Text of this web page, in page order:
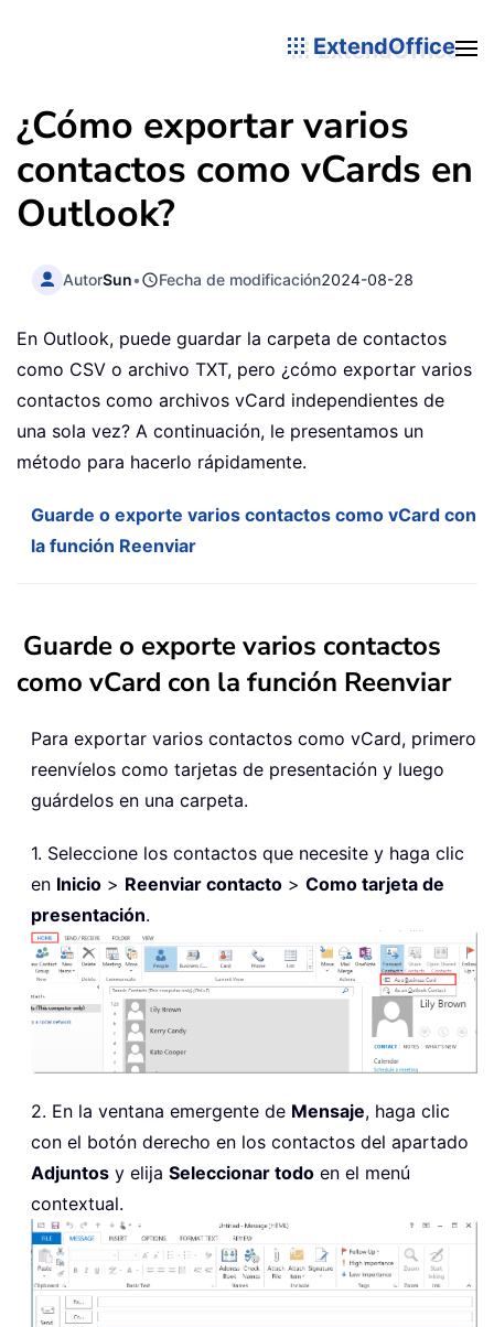
ExtendOffice
¿Cómo exportar varios
contactos como vCards en
Outlook?
AutorSun• Fecha de modificación2024-08-28
En Outlook, puede guardar la carpeta de contactos
como CSV o archivo TXT, pero ¿cómo exportar varios
contactos como archivos vCard independientes de
una sola vez? A continuación, le presentamos un
método para hacerlo rápidamente.
Guarde o exporte varios contactos como vCard con
la función Reenviar
Guarde o exporte varios contactos
como vCard con la función Reenviar
Para exportar varios contactos como vCard, primero
reenvíelos como tarjetas de presentación y luego
guárdelos en una carpeta.
1. Seleccione los contactos que necesite y haga clic
en Inicio > Reenviar contacto > Como tarjeta de
presentación.
2. En la ventana emergente de Mensaje, haga clic
con el botón derecho en los contactos del apartado
Adjuntos y elija Seleccionar todo en el menú
contextual.